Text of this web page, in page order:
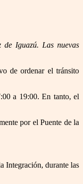
Iguazú. Las nuevas
de ordenar el tránsito
a 19:00. En tanto, el
por el Puente de la
Integración, durante las